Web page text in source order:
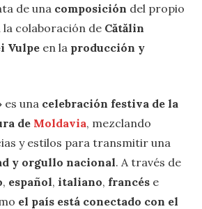
de una composición del propio
la colaboración de Cătălin
Vulpe en la producción y
es una celebración festiva de la
de Moldavia, mezclando
y estilos para transmitir una
y orgullo nacional. A través de
, español, italiano, francés e
el país está conectado con el